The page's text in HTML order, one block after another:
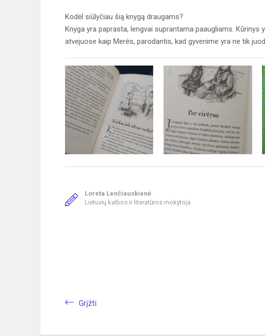
Kodėl siūlyčiau šią knygą draugams?
Knyga yra paprasta, lengvai suprantama paaugliams.
atvejuose kaip Merės, parodantis, kad gyvenime yra ne tik
Loreta Lenčiauskienė
Lietuvių kalbos ir literatūros mokytoja
Grįžti